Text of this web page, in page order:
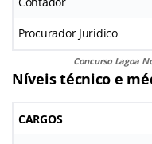
Procurador Jurídico
Concurso Lagoa
Níveis técnico e
CARGOS